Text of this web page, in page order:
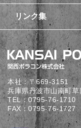
リンク集
本社：〒669-3151
兵庫県丹波市山南町草
TEL：0795-76-1710
FAX：0795-76-1727